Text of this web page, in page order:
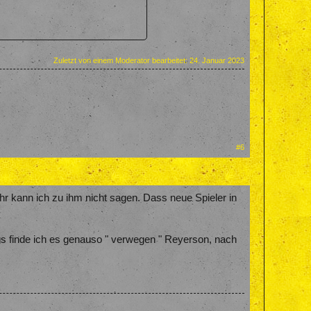
sein müssen und stand
quasi eine Art von Erschwernis
nicht erleichterte.
Verdacht, dass Du ihn quasi nur
sich an unser System
Zuletzt von einem Moderator bearbeitet:24. Januar 2023
#6
kann ich zu ihm nicht sagen. Dass neue Spieler in
finde ich es genauso " verwegen " Reyerson, nach